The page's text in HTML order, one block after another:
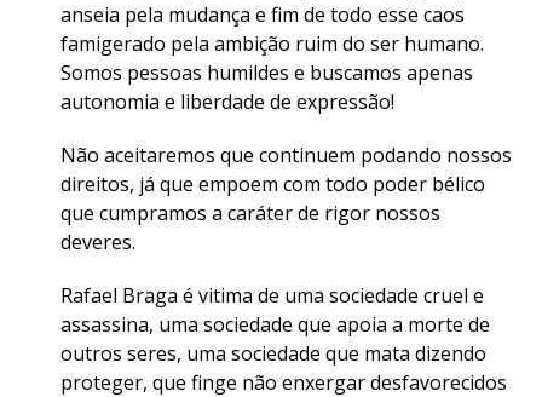
anseia pela mudança e fim de todo esse caos
famigerado pela ambição ruim do ser humano.
Somos pessoas humildes e buscamos apenas
autonomia e liberdade de expressão!
Não aceitaremos que continuem podando nossos
direitos, já que empoem com todo poder bélico
que cumpramos a caráter de rigor nossos
deveres.
Rafael Braga é vitima de uma sociedade cruel e
assassina, uma sociedade que apoia a morte de
outros seres, uma sociedade que mata dizendo
proteger, que finge não enxergar desfavorecidos